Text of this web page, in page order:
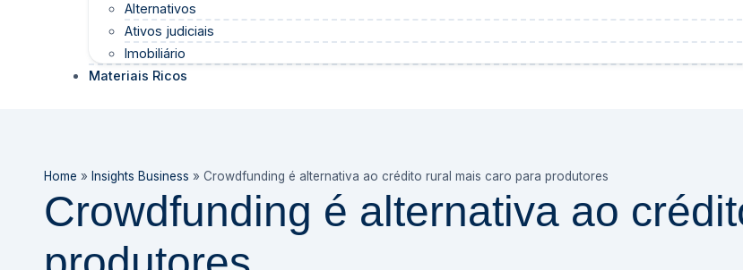
Alternativos
Ativos judiciais
Imobiliário
Materiais Ricos
Home » Insights Business » Crowdfunding é alternativa ao crédito rural mais caro para produtores
Crowdfunding é alternativa ao